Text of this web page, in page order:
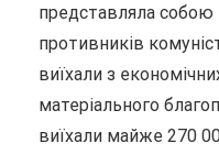
представляла собою
противників
виїхали з
матеріального
виїхали майже 270